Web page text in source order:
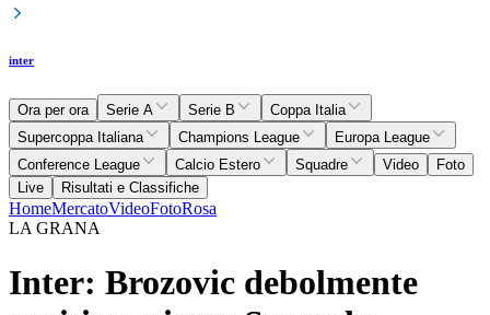
inter
Ora per ora Serie A Serie B
Coppa Italia
Supercoppa Italiana
Champions League
Europa League
Conference League
Calcio Estero Squadre Video
Foto
Live
Risultati e Classifiche
HomeMercatoVideoFotoRosa
LA GRANA
Inter: Brozovic debolmente